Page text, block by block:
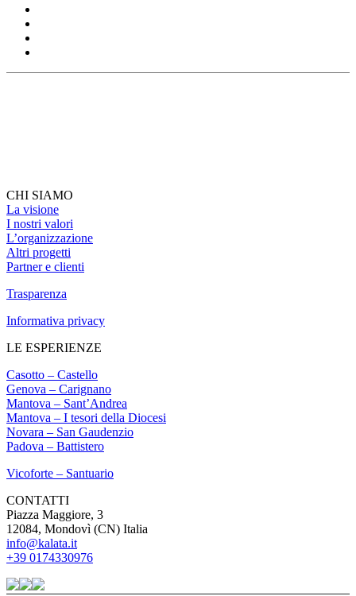
CHI SIAMO
La visione
I nostri valori
L’organizzazione
Altri progetti
Partner e clienti
Trasparenza
Informativa privacy
LE ESPERIENZE
Casotto – Castello
Genova – Carignano
Mantova – Sant’Andrea
Mantova – I tesori della Diocesi
Novara – San Gaudenzio
Padova – Battistero
Vicoforte – Santuario
CONTATTI
Piazza Maggiore, 3
12084, Mondovì (CN) Italia
info@kalata.it
+39 0174330976